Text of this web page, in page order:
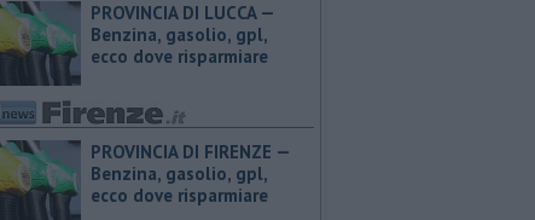
PROVINCIA DI LUCCA — ​
Benzina, gasolio, gpl,
ecco dove risparmiare
PROVINCIA DI FIRENZE — ​
Benzina, gasolio, gpl,
ecco dove risparmiare